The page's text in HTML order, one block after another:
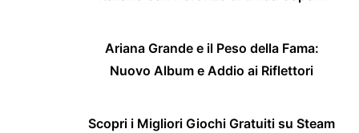
Ariana Grande e il Peso della Fama:
Nuovo Album e Addio ai Riflettori
Scopri i Migliori Giochi Gratuiti su Steam